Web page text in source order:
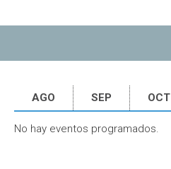
AGO SEP OCT
No hay eventos programados.